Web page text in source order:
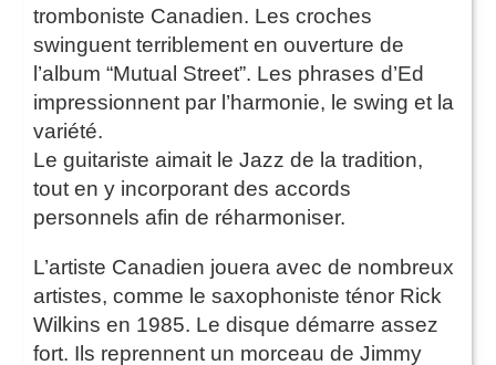
tromboniste Canadien. Les croches
swinguent terriblement en ouverture de
l’album “Mutual Street”. Les phrases d’Ed
impressionnent par l’harmonie, le swing et la
variété.
Le guitariste aimait le Jazz de la tradition,
tout en y incorporant des accords
personnels afin de réharmoniser.
L’artiste Canadien jouera avec de nombreux
artistes, comme le saxophoniste ténor Rick
Wilkins en 1985. Le disque démarre assez
fort. Ils reprennent un morceau de Jimmy